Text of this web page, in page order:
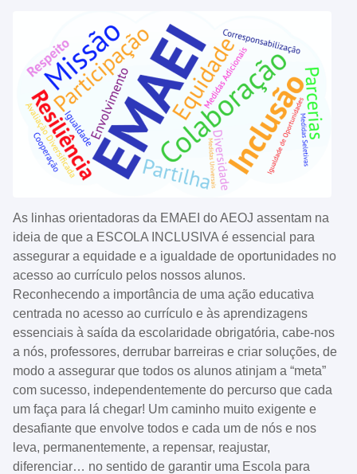
As linhas orientadoras da EMAEI do AEOJ assentam na
ideia de que a ESCOLA INCLUSIVA é essencial para
assegurar a equidade e a igualdade de oportunidades no
acesso ao currículo pelos nossos alunos.
Reconhecendo a importância de uma ação educativa
centrada no acesso ao currículo e às aprendizagens
essenciais à saída da escolaridade obrigatória, cabe-nos
a nós, professores, derrubar barreiras e criar soluções, de
modo a assegurar que todos os alunos atinjam a “meta”
com sucesso, independentemente do percurso que cada
um faça para lá chegar! Um caminho muito exigente e
desafiante que envolve todos e cada um de nós e nos
leva, permanentemente, a repensar, reajustar,
diferenciar… no sentido de garantir uma Escola para